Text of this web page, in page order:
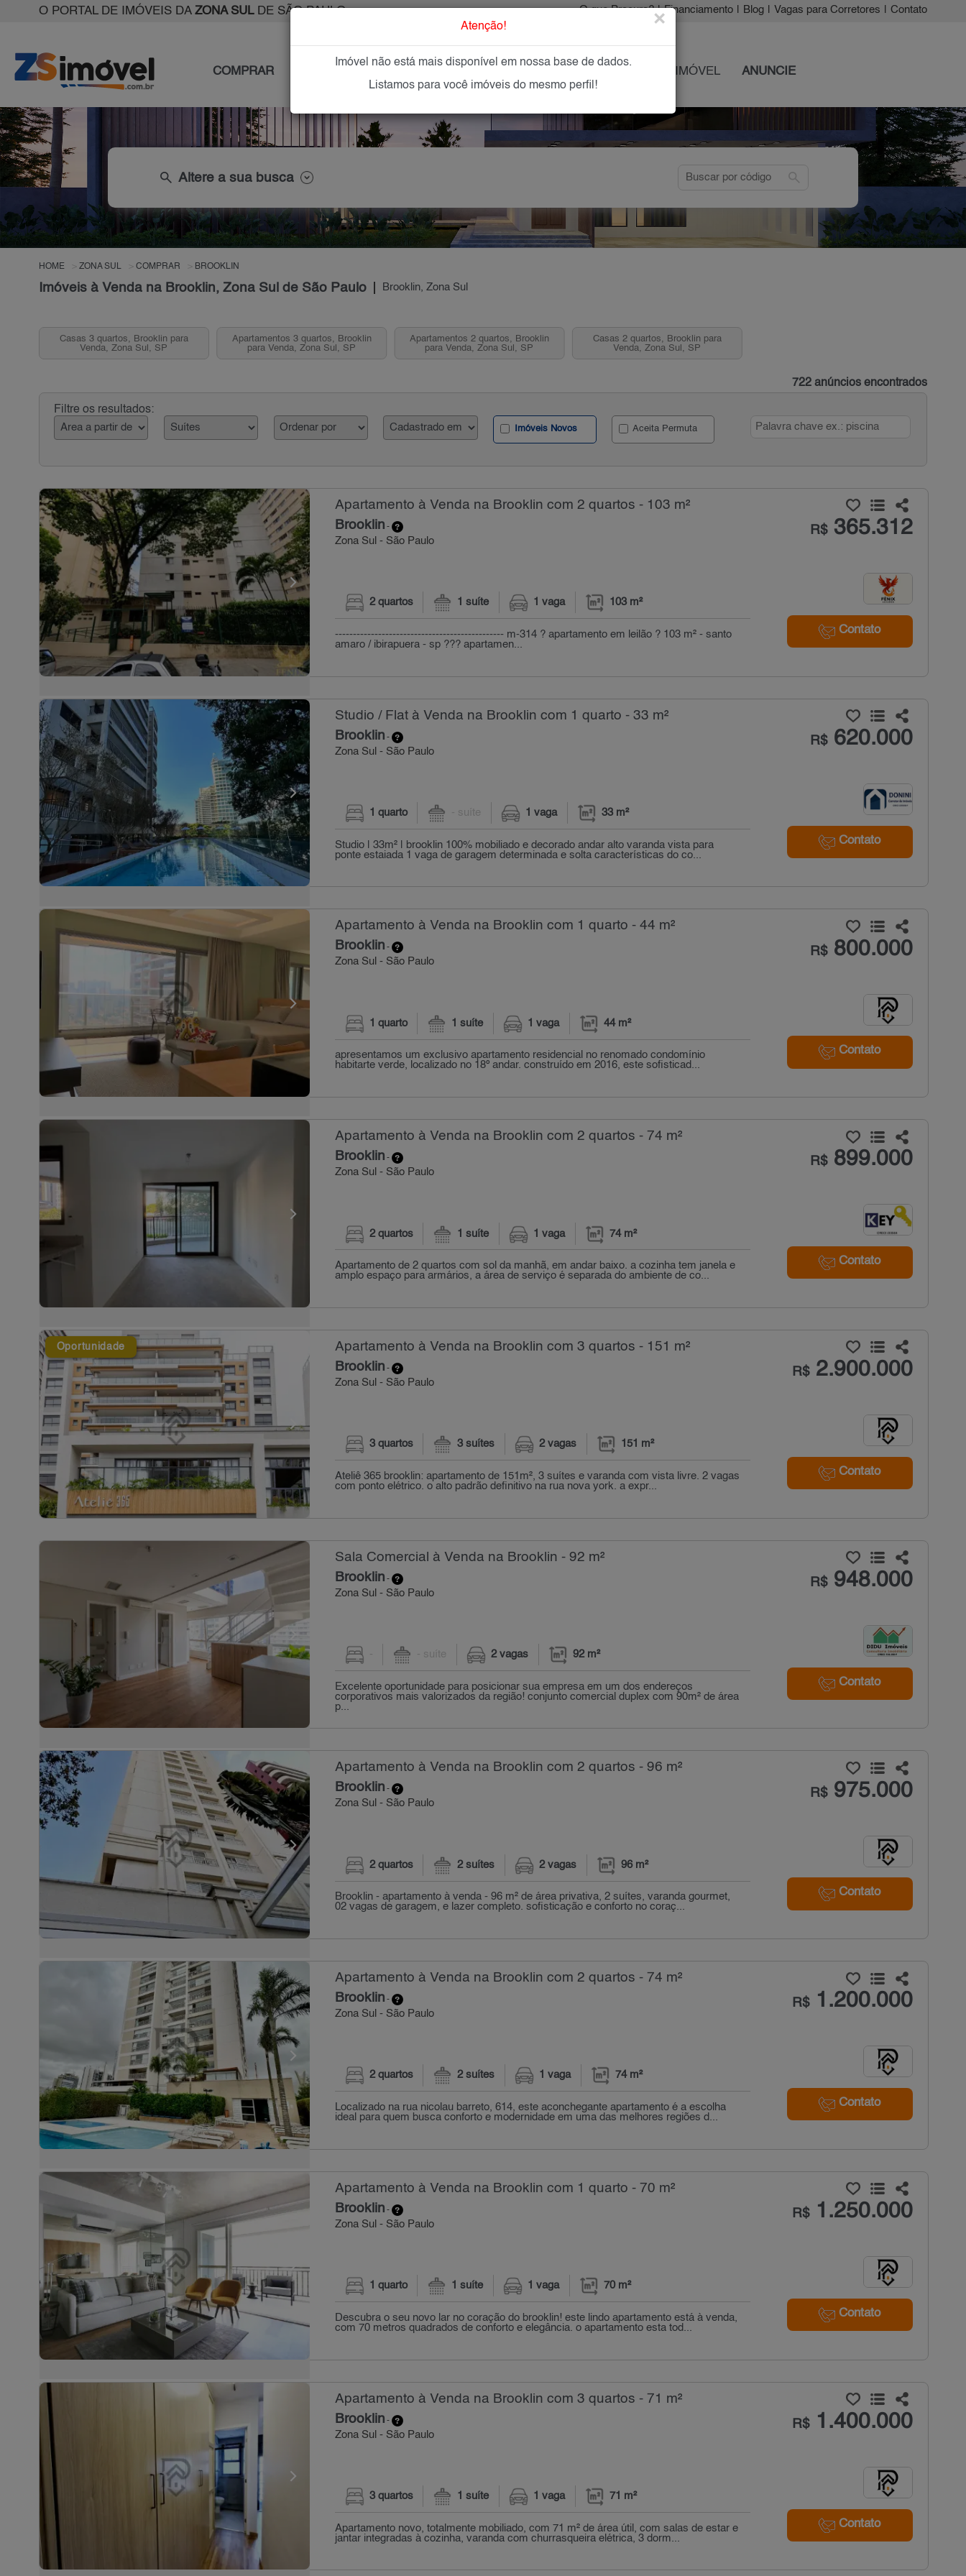
O PORTAL DE IMÓVEIS DA ZONA SULDE SÃO PAULO O que Procura? | Financiamento Blog Vagas para Corretores Contato
COMPRAR IMÓVEIS NOVOS OFEREÇA SEU IMÓVEL ANUNCIE
search Altere a sua busca search
HOME ZONA SUL COMPRAR BROOKLIN
Imóveis à Venda na Brooklin, Zona Sul de São Paulo Brooklin, Zona Sul
Casas 3 quartos, Brooklin para
Venda, Zona Sul, SP
Apartamentos 3 quartos, Brooklin
para Venda, Zona Sul, SP
Apartamentos 2 quartos, Brooklin
para Venda, Zona Sul, SP
Casas 2 quartos, Brooklin para
Venda, Zona Sul, SP
722 anúncios encontrados
Filtre os resultados:
Imóveis Novos Aceita Permuta
Apartamento à Venda na Brooklin com 2 quartos - 103 m²
Brooklin -
Zona Sul - São Paulo
R$365.312
Contato
2 quartos 1 suíte 1 vaga 103 m²
----------------------------------------------- m-314 ? apartamento em leilão ? 103 m² - santo
amaro / ibirapuera - sp ??? apartamen...
Studio / Flat à Venda na Brooklin com 1 quarto - 33 m²
Brooklin -
Zona Sul - São Paulo
R$620.000
Contato
1 quarto - suíte 1 vaga 33 m²
Studio | 33m² | brooklin 100% mobiliado e decorado andar alto varanda vista para
ponte estaiada 1 vaga de garagem determinada e solta características do co...
Apartamento à Venda na Brooklin com 1 quarto - 44 m²
Brooklin -
Zona Sul - São Paulo
R$800.000
Contato
1 quarto 1 suíte 1 vaga 44 m²
apresentamos um exclusivo apartamento residencial no renomado condomínio
habitarte verde, localizado no 18º andar. construído em 2016, este sofisticad...
Apartamento à Venda na Brooklin com 2 quartos - 74 m²
Brooklin -
Zona Sul - São Paulo
R$899.000
Contato
2 quartos 1 suíte 1 vaga 74 m²
Apartamento de 2 quartos com sol da manhã, em andar baixo. a cozinha tem janela e
amplo espaço para armários, a área de serviço é separada do ambiente de co...
Oportunidade Apartamento à Venda na Brooklin com 3 quartos - 151 m²
Brooklin -
Zona Sul - São Paulo
R$2.900.000
Contato
3 quartos 3 suítes 2 vagas 151 m²
Ateliê 365 brooklin: apartamento de 151m², 3 suítes e varanda com vista livre. 2 vagas
com ponto elétrico. o alto padrão definitivo na rua nova york. a expr...
Sala Comercial à Venda na Brooklin - 92 m²
Brooklin -
Zona Sul - São Paulo
R$948.000
Contato
- - suíte 2 vagas 92 m²
Excelente oportunidade para posicionar sua empresa em um dos endereços
corporativos mais valorizados da região! conjunto comercial duplex com 90m² de área
p...
Apartamento à Venda na Brooklin com 2 quartos - 96 m²
Brooklin -
Zona Sul - São Paulo
R$975.000
Contato
2 quartos 2 suítes 2 vagas 96 m²
Brooklin - apartamento à venda - 96 m² de área privativa, 2 suítes, varanda gourmet,
02 vagas de garagem, e lazer completo. sofisticação e conforto no coraç...
Apartamento à Venda na Brooklin com 2 quartos - 74 m²
Brooklin -
Zona Sul - São Paulo
R$1.200.000
Contato
2 quartos 2 suítes 1 vaga 74 m²
Localizado na rua nicolau barreto, 614, este aconchegante apartamento é a escolha
ideal para quem busca conforto e modernidade em uma das melhores regiões d...
Apartamento à Venda na Brooklin com 1 quarto - 70 m²
Brooklin -
Zona Sul - São Paulo
R$1.250.000
Contato
1 quarto 1 suíte 1 vaga 70 m²
Descubra o seu novo lar no coração do brooklin! este lindo apartamento está à venda,
com 70 metros quadrados de conforto e elegância. o apartamento esta tod...
Apartamento à Venda na Brooklin com 3 quartos - 71 m²
Brooklin -
Zona Sul - São Paulo
R$1.400.000
Contato
3 quartos 1 suíte 1 vaga 71 m²
Apartamento novo, totalmente mobiliado, com 71 m² de área útil, com salas de estar e
jantar integradas à cozinha, varanda com churrasqueira elétrica, 3 dorm...
Atenção! ×
Imóvel não está mais disponível em nossa base de dados.
Listamos para você imóveis do mesmo perfil!